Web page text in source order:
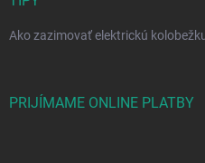
Ako zazimovať elektrickú
PRIJÍMAME ONLINE PLATBY